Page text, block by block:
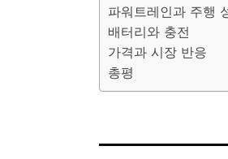
파워트레인과 주행
배터리와 충전
가격과 시장 반응
총평